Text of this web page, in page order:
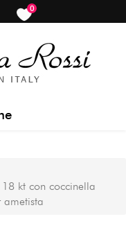
0
items
kt con coccinella